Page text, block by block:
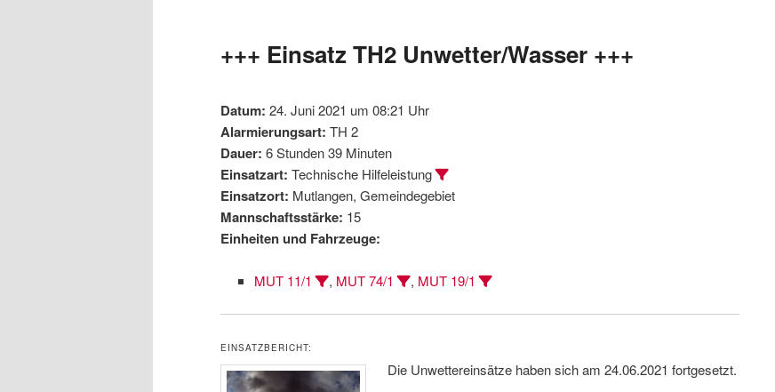
wechseln
+++ Einsatz TH2 Unwetter/Wasser +++
Datum: 24. Juni 2021 um 08:21 Uhr
Alarmierungsart: TH 2
Dauer: 6 Stunden 39 Minuten
Einsatzart: Technische Hilfeleistung
Einsatzort: Mutlangen, Gemeindegebiet
Mannschaftsstärke: 15
Einheiten und Fahrzeuge:
MUT 11/1 , MUT 74/1 , MUT 19/1
EINSATZBERICHT:
Die Unwettereinsätze haben sich am 24.06.2021 fortgesetzt.